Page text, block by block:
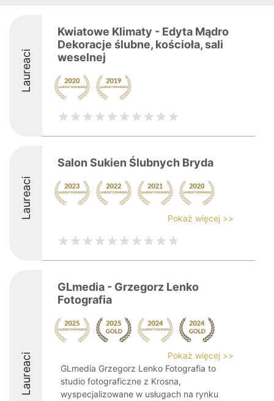
Laureaci
Kwiatowe Klimaty - Edyta Mądro
Dekoracje ślubne, kościoła, sali
weselnej
Laureaci
Salon Sukien Ślubnych Bryda
Pokaż więcej >>
Laureaci
GLmedia - Grzegorz Lenko
Fotografia
Pokaż więcej >>
GLmedia Grzegorz Lenko Fotografia to
studio fotograficzne z Krosna,
wyspecjalizowane w usługach na rynku